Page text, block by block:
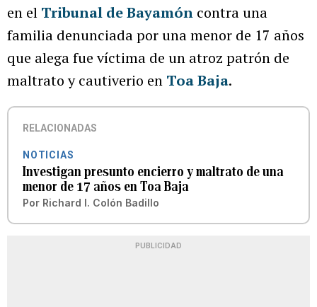
en el Tribunal de Bayamón contra una
familia denunciada por una menor de 17 años
que alega fue víctima de un atroz patrón de
maltrato y cautiverio en Toa Baja.
RELACIONADAS
NOTICIAS
Investigan presunto encierro y maltrato de una
menor de 17 años en Toa Baja
Por Richard I. Colón Badillo
PUBLICIDAD